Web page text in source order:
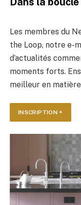
Les membres du
the Loop, notre e-
d’actualités
moments forts.
meilleur en
INSCRIPTION +